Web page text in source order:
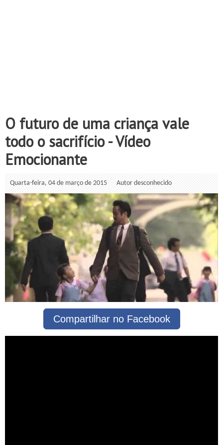
O futuro de uma criança vale
todo o sacrifício - Vídeo
Emocionante
Quarta-feira, 04 de março de 2015 Autor desconhecido
Compartilhar no Facebook